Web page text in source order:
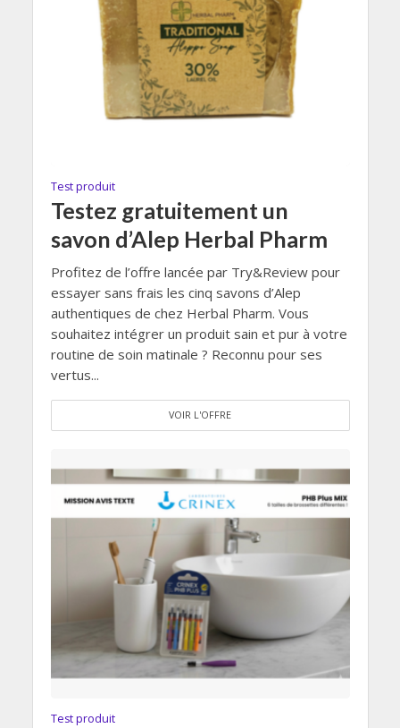
Test produit
Testez gratuitement un
savon d’Alep Herbal Pharm
Profitez de l’offre lancée par Try&Review pour
essayer sans frais les cinq savons d’Alep
authentiques de chez Herbal Pharm. Vous
souhaitez intégrer un produit sain et pur à votre
routine de soin matinale ? Reconnu pour ses
vertus...
VOIR L'OFFRE
Test produit